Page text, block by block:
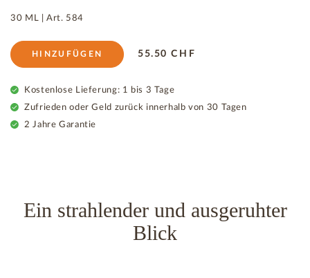
30 ML |Art. 584
HINZUFÜGEN 55.50 CHF
Kostenlose Lieferung: 1 bis 3 Tage
Zufrieden oder Geld zurück innerhalb von 30 Tagen
2 Jahre Garantie
Ein strahlender und ausgeruhter
Blick